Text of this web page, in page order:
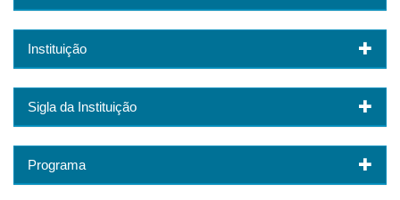
Instituição
Sigla da Instituição
Programa